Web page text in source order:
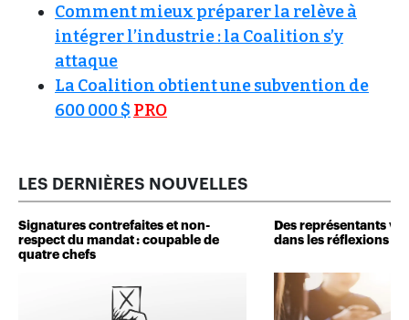
Comment mieux préparer la relève à
intégrer l’industrie : la Coalition s’y
attaque
La Coalition obtient une subvention de
600 000 $ PRO
LES DERNIÈRES NOUVELLES
Signatures contrefaites et non-
respect du mandat : coupable de
quatre chefs
Des représentants
dans les réflexions de